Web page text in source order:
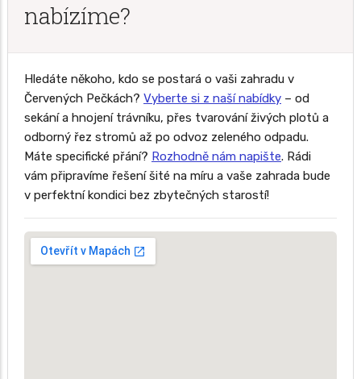
nabízíme?
Hledáte někoho, kdo se postará o vaši zahradu v
Červených Pečkách? Vyberte si z naší nabídky – od
sekání a hnojení trávníku, přes tvarování živých plotů a
odborný řez stromů až po odvoz zeleného odpadu.
Máte specifické přání? Rozhodně nám napište. Rádi
vám připravíme řešení šité na míru a vaše zahrada bude
v perfektní kondici bez zbytečných starostí!